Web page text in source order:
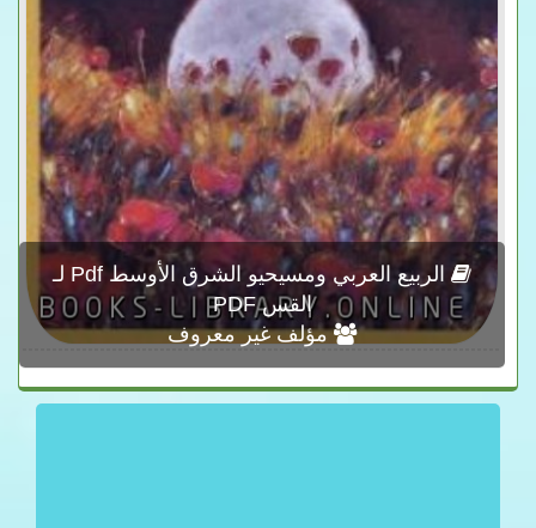
الربيع العربي ومسيحيو الشرق الأوسط Pdf لـ
القس PDF
مؤلف غير معروف